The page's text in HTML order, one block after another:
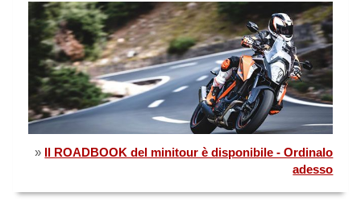
» Il ROADBOOK del minitour è disponibile - Ordinalo
adesso